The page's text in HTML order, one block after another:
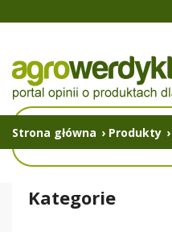
Strona główna › Produkty ›
Kategorie